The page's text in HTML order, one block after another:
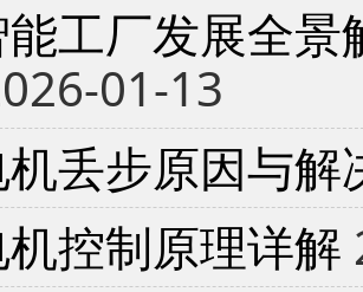
工厂发展全
01-13
丢步原因与解
控制原理详解